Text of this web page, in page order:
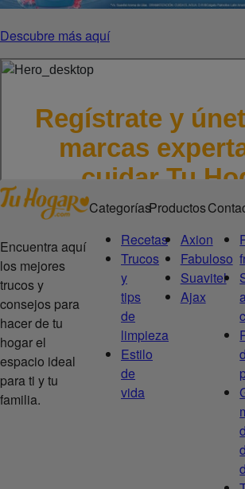
Descubre más aquí
Encuentra aquí
los mejores
trucos y
consejos para
hacer de tu
hogar el
espacio ideal
para ti y tu
familia.
Categorías
Recetas
Trucos
y
tips
de
limpieza
Estilo
de
vida
Productos
Axion
Fabuloso
Suavitel
Ajax